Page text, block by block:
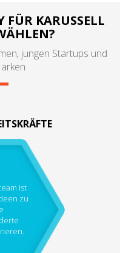
KARUSSELL
jungen Startups und
ist
zu